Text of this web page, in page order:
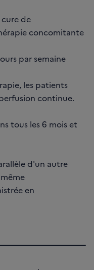
cure de
concomitante
par semaine
les patients
continue.
tous les 6 mois et
d'un autre
en